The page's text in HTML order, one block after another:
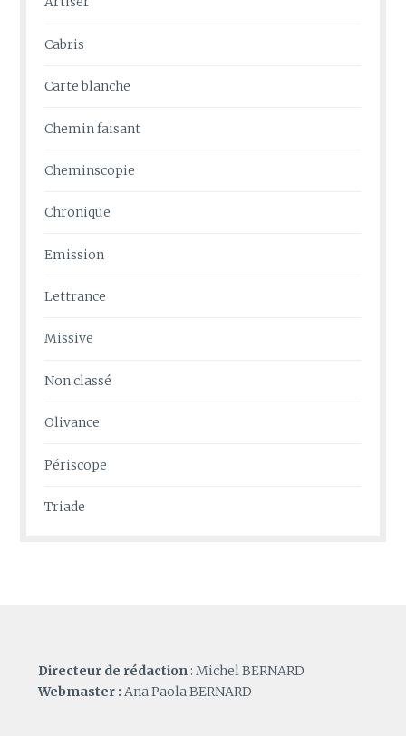
Cabris
Carte blanche
Chemin faisant
Cheminscopie
Chronique
Emission
Lettrance
Missive
Non classé
Olivance
Périscope
Triade
Directeur de rédaction : Michel BERNARD
Webmaster : Ana Paola BERNARD